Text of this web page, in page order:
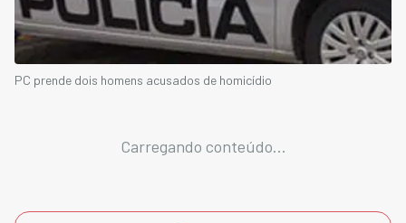
PC prende dois homens acusados de homicídio
Carregando conteúdo...